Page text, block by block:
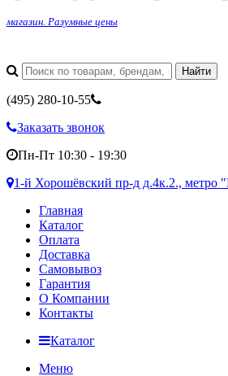
магазин. Разумные цены
(495) 280-10-55
Заказать звонок
Пн-Пт 10:30 - 19:30
1-й Хорошёвский пр-д д.4к.2., метро
Главная
Каталог
Оплата
Доставка
Самовывоз
Гарантия
О Компании
Контакты
Каталог
Меню